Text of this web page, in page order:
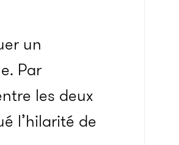
un
Par
les deux
l’hilarité de